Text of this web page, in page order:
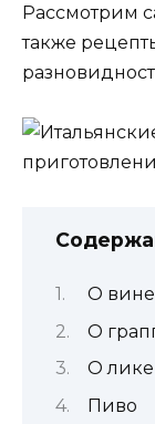
Рассмотрим
также
О вине
О
О
Пиво